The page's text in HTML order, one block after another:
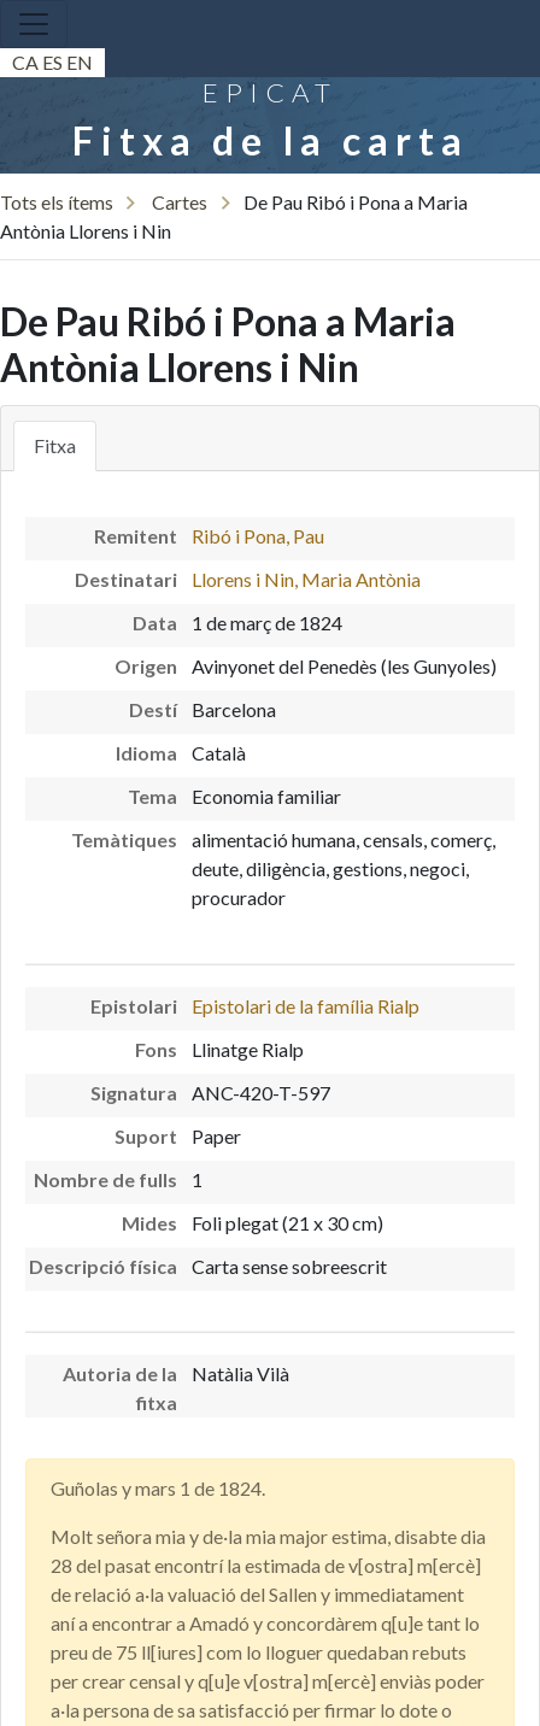
CA ES EN
EPICAT
Fitxa de la carta
Tots els ítems Cartes
De Pau Ribó i Pona a Maria
Antònia Llorens i Nin
De Pau Ribó i Pona a Maria
Antònia Llorens i Nin
Fitxa
Remitent
Ribó i Pona, Pau
Destinatari
Llorens i Nin, Maria Antònia
Data
1 de març de 1824
Origen
Avinyonet del Penedès (les Gunyoles)
Destí
Barcelona
Idioma
Català
Tema
Economia familiar
Temàtiques
alimentació humana, censals, comerç,
deute, diligència, gestions, negoci,
procurador
Epistolari
Epistolari de la família Rialp
Fons
Llinatge Rialp
Signatura
ANC-420-T-597
Suport
Paper
Nombre de fulls
1
Mides
Foli plegat (21 x 30 cm)
Descripció física
Carta sense sobreescrit
Autoria de la
fitxa
Natàlia Vilà
Guñolas y mars 1 de 1824.
Molt señora mia y de·la mia major estima, disabte dia
28 del pasat encontrí la estimada de v[ostra] m[ercè]
de relació a·la valuació del Sallen y immediatament
aní a encontrar a Amadó y concordàrem q[u]e tant lo
preu de 75 ll[iures] com lo lloguer quedaban rebuts
per crear censal y q[u]e v[ostra] m[ercè] enviàs poder
a·la persona de sa satisfacció per firmar lo dote o